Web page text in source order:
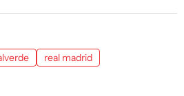
real madrid